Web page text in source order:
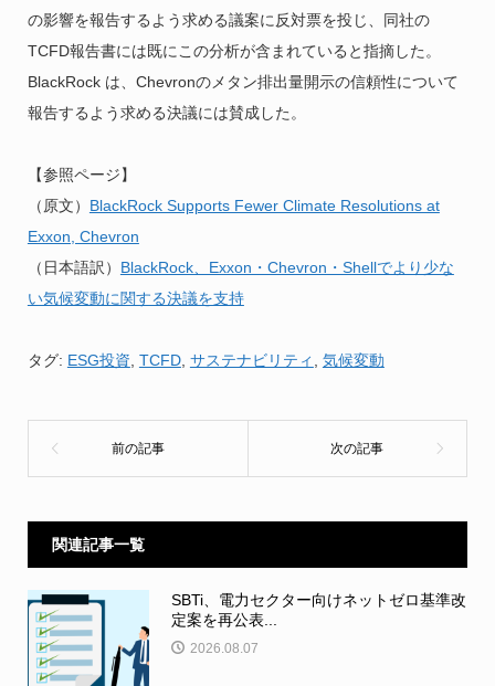
の影響を報告するよう求める議案に反対票を投じ、同社の
TCFD報告書には既にこの分析が含まれていると指摘した。
BlackRock は、Chevronのメタン排出量開示の信頼性について
報告するよう求める決議には賛成した。
【参照ページ】
（原文） BlackRock Supports Fewer Climate Resolutions at
Exxon, Chevron
（日本語訳） BlackRock、Exxon・Chevron・Shellでより少な
い気候変動に関する決議を支持
タグ: ESG投資 TCFD, サステナビリティ 気候変動
関連記事一覧
SBTi、電力セクター向けネットゼロ基準改
定案を再公表...
2026.08.07